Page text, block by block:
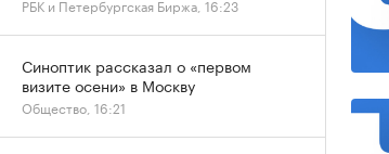
РБК и Петербургская Биржа, 16:23
Синоптик рассказал о «первом
визите осени» в Москву
Общество, 16:21